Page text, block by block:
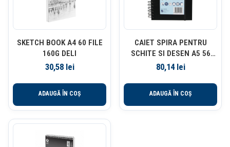
SKETCH BOOK A4 60 FILE
160G DELI
30,58 lei
ADAUGĂ ÎN COȘ
CAIET SPIRA PENTRU
SCHITE SI DESEN A5 56
FILE 165G CU MAPA
80,14 lei
ADAUGĂ ÎN COȘ